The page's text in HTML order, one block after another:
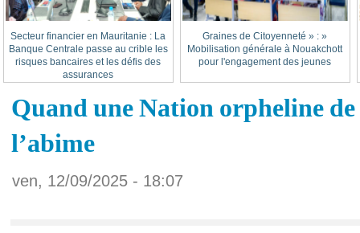
« Graines de Citoyenneté » :
Mobilisation générale à Nouakchott
pour l'engagement des jeunes
Secteur financier en Mauritanie : La
Banque Centrale passe au crible les
risques bancaires et les défis des
assurances
Quand une Nation orpheline
l’abime
ven, 12/09/2025 - 18:07